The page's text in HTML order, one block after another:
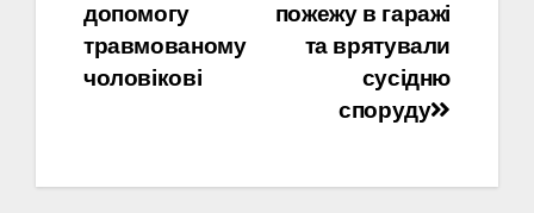
пожежу в гаражі
та врятували
сусідню
споруду
допомогу
травмованому
чоловікові